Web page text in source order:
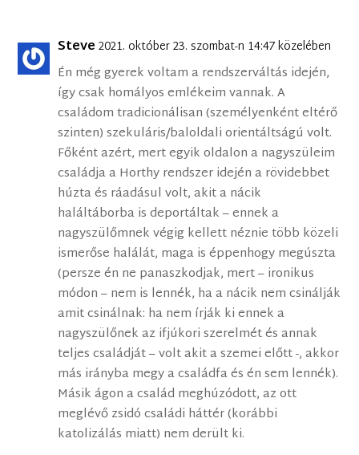
Steve 2021. október 23. szombat-n 14:47 közelében
Én még gyerek voltam a rendszerváltás idején,
így csak homályos emlékeim vannak. A
családom tradicionálisan (személyenként eltérő
szinten) szekuláris/baloldali orientáltságú volt.
Főként azért, mert egyik oldalon a nagyszüleim
családja a Horthy rendszer idején a rövidebbet
húzta és ráadásul volt, akit a nácik
haláltáborba is deportáltak – ennek a
nagyszülőmnek végig kellett néznie több közeli
ismerőse halálát, maga is éppenhogy megúszta
(persze én ne panaszkodjak, mert – ironikus
módon – nem is lennék, ha a nácik nem csinálják
amit csinálnak: ha nem írják ki ennek a
nagyszülőnek az ifjúkori szerelmét és annak
teljes családját – volt akit a szemei előtt -, akkor
más irányba megy a családfa és én sem lennék).
Másik ágon a család meghúzódott, az ott
meglévő zsidó családi háttér (korábbi
katolizálás miatt) nem derült ki.